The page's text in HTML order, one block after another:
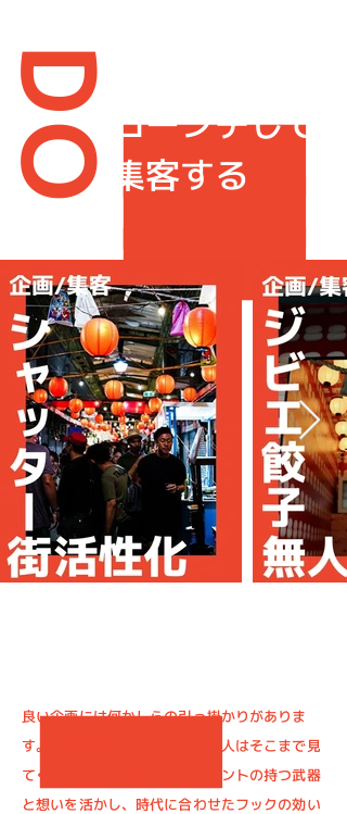
ローンチして
集客する
良い企画には何かしらの引っ掛かりがありま
す。全部を伝えようと思っても人はそこまで見
てくれないものです。クライアントの持つ武器
と想いを活かし、時代に合わせたフックの効い